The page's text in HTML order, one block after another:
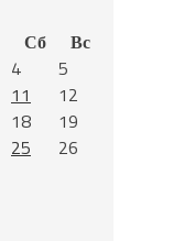
Сб
Вс
4
5
11
12
18
19
25
26